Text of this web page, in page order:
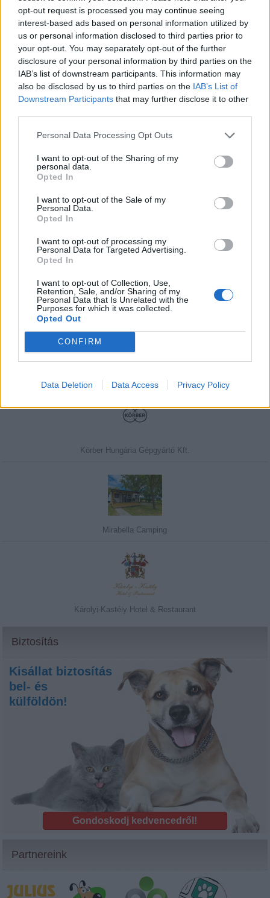
opt-out request is processed you may continue seeing
interest-based ads based on personal information utilized by
us or personal information disclosed to third parties prior to
your opt-out. You may separately opt-out of the further
disclosure of your personal information by third parties on the
IAB’s list of downstream participants. This information may
also be disclosed by us to third parties on the IAB’s List of
Downstream Participants that may further disclose it to other
Personal Data Processing Opt Outs
I want to opt-out of the Sharing of my
personal data.
Opted In
I want to opt-out of the Sale of my
Personal Data.
Opted In
I want to opt-out of processing my
Personal Data for Targeted Advertising.
Opted In
I want to opt-out of Collection, Use,
Retention, Sale, and/or Sharing of my
Personal Data that Is Unrelated with the
Purposes for which it was collected.
Opted Out
CONFIRM
Data Deletion Data Access Privacy Policy
Minősítés
Hogyan lehet minősített
kutyabarát helyed?
Tudj meg többet
Javasolj egy kutyabarát helyet!
Körber Hungária Gépgyártó Kft.
Mirabella Camping
Károlyi-Kastély Hotel & Restaurant
Biztosítás
Kisállat biztosítás
bel- és
külföldön!
Gondoskodj kedvencedről!
Partnereink